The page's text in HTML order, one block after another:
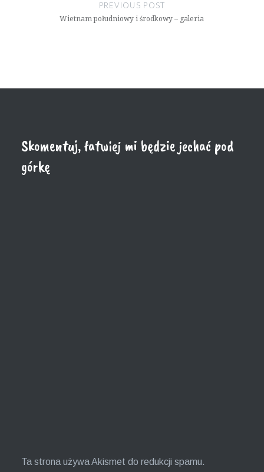
PREVIOUS POST
Wietnam południowy i środkowy – galeria
Skomentuj, łatwiej mi będzie jechać pod
górkę
Ta strona używa Akismet do redukcji spamu.